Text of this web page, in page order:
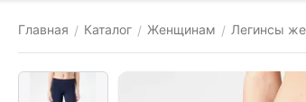
Главная / Каталог / Женщинам / Легинсы